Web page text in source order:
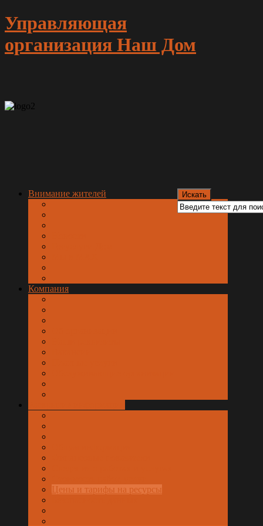
Управляющая
организация Наш Дом
Внимание жителей
Компания
Цены и тарифы на ресурсы